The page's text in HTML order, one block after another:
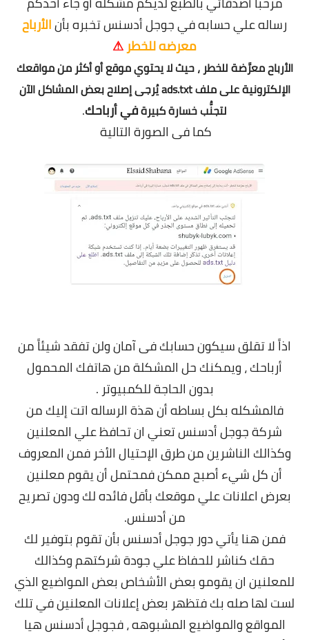
معلومات عامة
رساله علي حسابه في جوجل أدسنس تخبره بأنالأرباح
معرضه للخطر⚠
الأرباح معرَّضة للخطر ، حيث لا يحتوي موقع أو أكثر من مواقعك
الإلكترونية على ملف ads.txt يُرجى إصلاح بعض المشاكل الآن
لتجنُّب خسارة كبيرةفي أرباحك.
كما فى الصورة التالية
اذاً لا تقلق سيكون حسابك فى آمان ولن تفقد شيئاً من
أرباحك ، ويمكنك حل المشكلة من هاتفك المحمول
بدون الحاجة للكمبيوتر .
فالمشكله بكل بساطه أن هذة الرساله اتت إليك من
شركة جوجل أدسنس تعني ان تحافظ علي المعلنين
وكذالك الناشرين من طرق الإحتيال الأخر فمن المعروف
أن كل شيء أصبح ممكن فمحتمل أن يقوم معلنين
بعرض اعلانات علي موقعك بأقل فائده لك ودون تصريح
من أدسنس.
فمن هنا يأتي دور جوجل أدسنس بأن تقوم بتوفير لك
حقك كناشر للحفاظ علي جودة شركتهم وكذالك
للمعلنين ان يقومو بعض الأشخاص بعض المواضيع الذي
لست لها صله بك فتظهر بعض إعلانات المعلنين في تلك
المواقع والمواضيع المشبوهه ، فجوجل أدسنس هيا